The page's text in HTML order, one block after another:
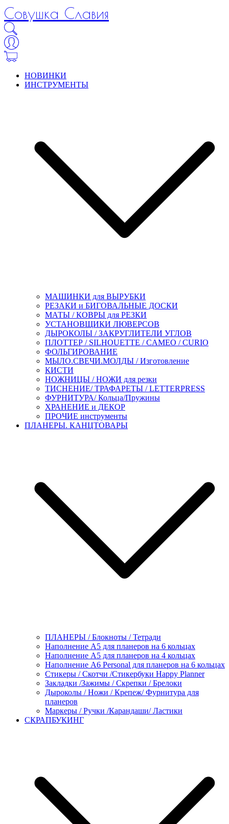
Совушка Славия
НОВИНКИ
ИНСТРУМЕНТЫ
МАШИНКИ для ВЫРУБКИ
РЕЗАКИ и БИГОВАЛЬНЫЕ ДОСКИ
МАТЫ / КОВРЫ для РЕЗКИ
УСТАНОВЩИКИ ЛЮВЕРСОВ
ДЫРОКОЛЫ / ЗАКРУГЛИТЕЛИ УГЛОВ
ПЛОТТЕР / SILHOUETTE / CAMEO / CURIO
ФОЛЬГИРОВАНИЕ
МЫЛО.СВЕЧИ.МОЛДЫ / Изготовление
КИСТИ
НОЖНИЦЫ / НОЖИ для резки
ТИСНЕНИЕ/ ТРАФАРЕТЫ / LETTERPRESS
ФУРНИТУРА/ Кольца/Пружины
ХРАНЕНИЕ и ДЕКОР
ПРОЧИЕ инструменты
ПЛАНЕРЫ. КАНЦТОВАРЫ
ПЛАНЕРЫ / Блокноты / Тетради
Наполнение А5 для планеров на 6 кольцах
Наполнение А5 для планеров на 4 кольцах
Наполнение А6 Personal для планеров на 6 кольцах
Стикеры / Скотчи /Стикербуки Happy Planner
Закладки /Зажимы / Скрепки / Брелоки
Дыроколы / Ножи / Крепеж/ Фурнитура для
планеров
Маркеры / Ручки /Карандаши/ Ластики
СКРАПБУКИНГ